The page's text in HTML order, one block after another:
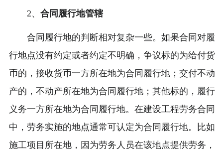
2、 合同履行地管辖
合同履行地的判断相对复杂一些。如果合同对履
行地点没有约定或者约定不明确，争议标的为给付货
币的，接收货币一方所在地为合同履行地；交付不动
产的，不动产所在地为合同履行地；其他标的，履行
义务一方所在地为合同履行地。在建设工程劳务合同
中，劳务实施的地点通常可认定为合同履行地。比如
施工项目所在地，因为劳务人员在该地点提供劳务，